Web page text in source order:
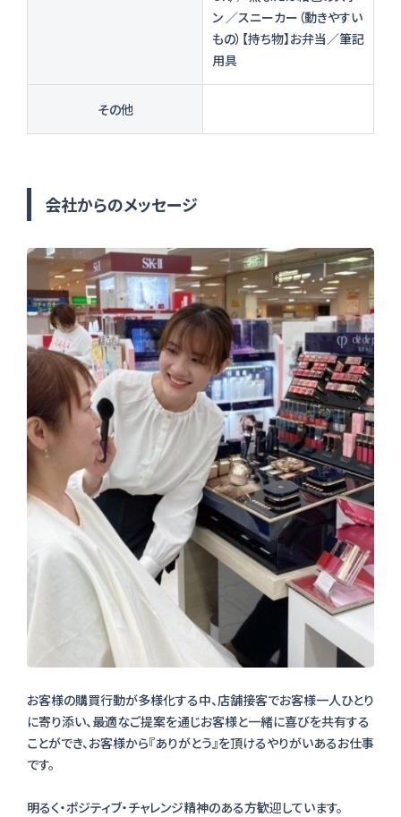
ン ／スニーカー（動きやすい
もの）【持ち物】お弁当／筆記
用具
その他
会社からのメッセージ
お客様の購買行動が多様化する中、店舗接客でお客様一人ひとり
に寄り添い、最適なご提案を通じお客様と一緒に喜びを共有する
ことができ、お客様から『ありがとう』を頂けるやりがいあるお仕事
です。